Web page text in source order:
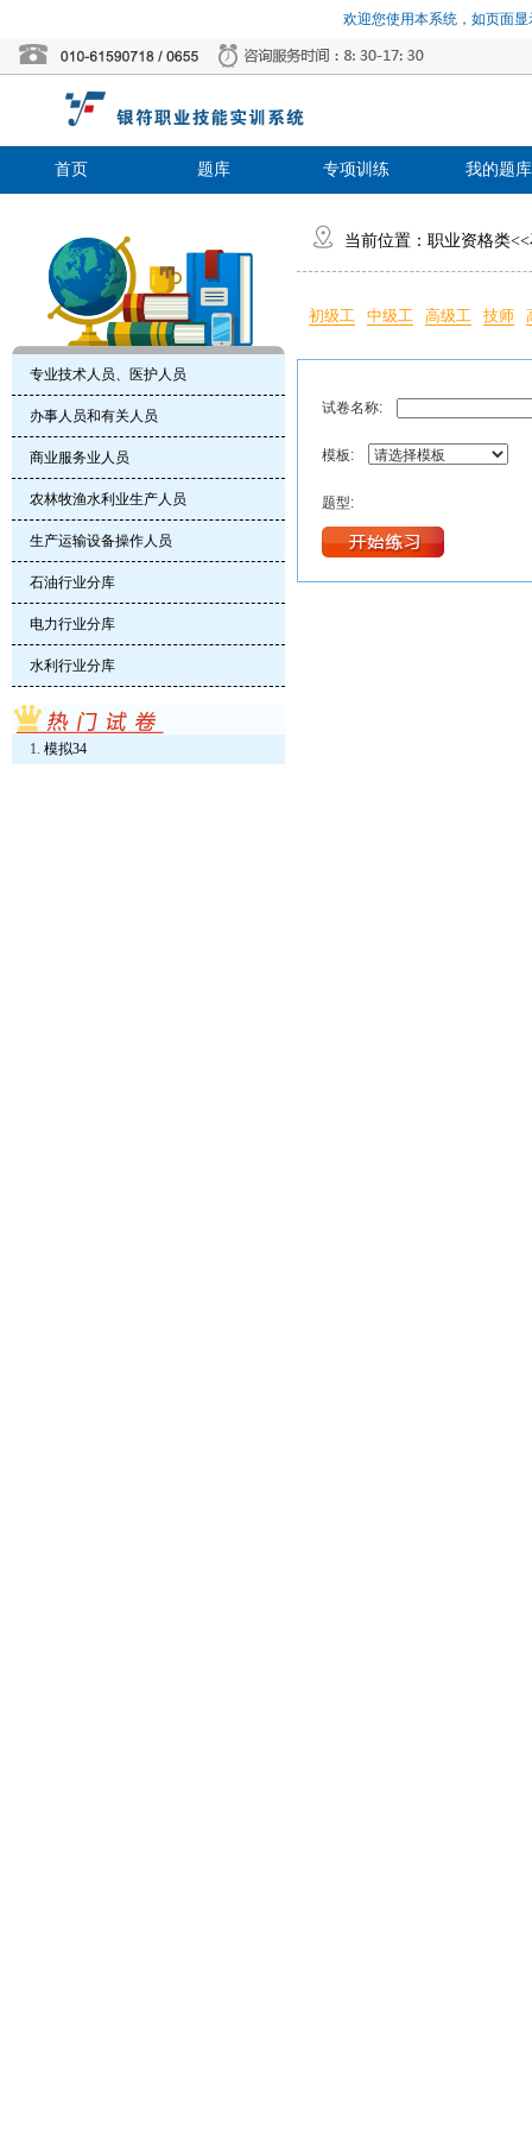
欢迎您使用本系统，如页面
首页 题库 专项训练 我的题库
专业技术人员、医护人员
办事人员和有关人员
商业服务业人员
农林牧渔水利业生产人员
生产运输设备操作人员
石油行业分库
电力行业分库
水利行业分库
模拟34
当前位置： 职业资格类<<
初级工 中级工 高级工 技师
试卷名称:
模板:
题型: